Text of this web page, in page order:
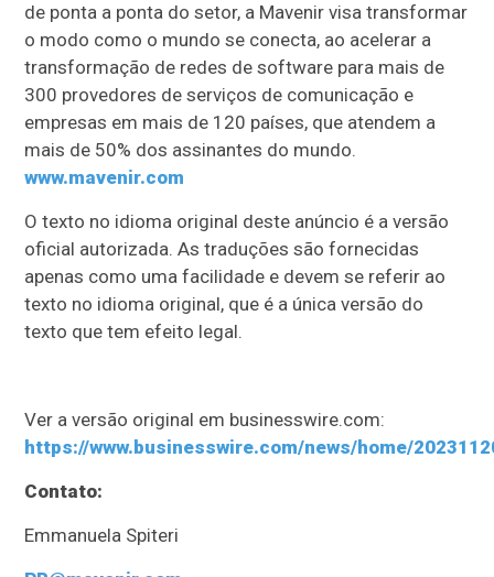
de ponta a ponta do setor, a Mavenir visa transformar
o modo como o mundo se conecta, ao acelerar a
transformação de redes de software para mais de
300 provedores de serviços de comunicação e
empresas em mais de 120 países, que atendem a
mais de 50% dos assinantes do mundo.
www.mavenir.com
O texto no idioma original deste anúncio é a versão
oficial autorizada. As traduções são fornecidas
apenas como uma facilidade e devem se referir ao
texto no idioma original, que é a única versão do
texto que tem efeito legal.
Ver a versão original em businesswire.com:
https://www.businesswire.com/news/home/
Contato:
Emmanuela Spiteri